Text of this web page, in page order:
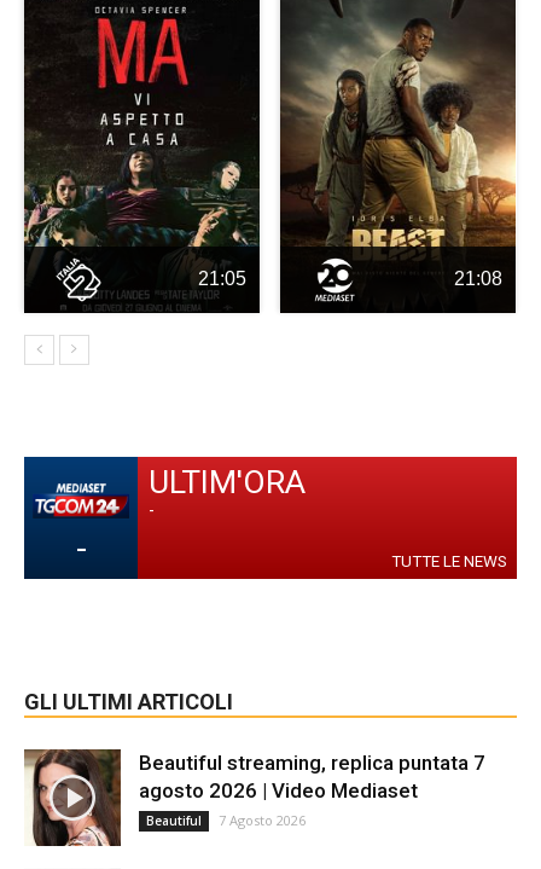
21:05 21:08
-
ULTIM'ORA
-
TUTTE LE NEWS
GLI ULTIMI ARTICOLI
Beautiful streaming, replica puntata 7
agosto 2026 | Video Mediaset
Beautiful 7 Agosto 2026